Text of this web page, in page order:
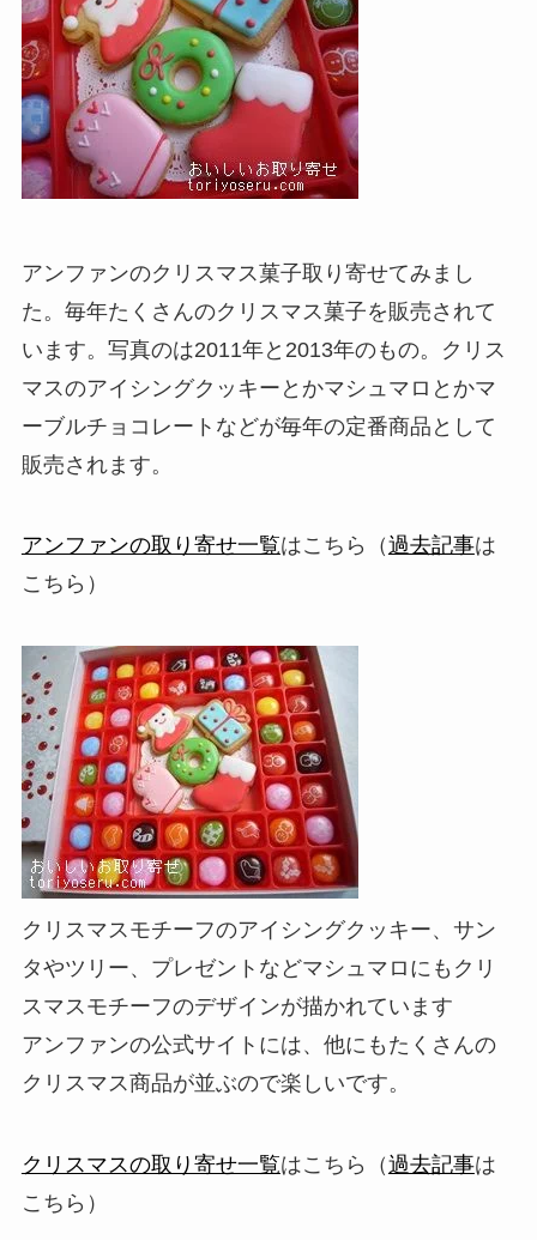
アンファンのクリスマス菓子取り寄せてみまし
た。毎年たくさんのクリスマス菓子を販売されて
います。写真のは2011年と2013年のもの。クリス
マスのアイシングクッキーとかマシュマロとかマ
ーブルチョコレートなどが毎年の定番商品として
販売されます。
アンファンの取り寄せ一覧はこちら（過去記事は
こちら）
クリスマスモチーフのアイシングクッキー、サン
タやツリー、プレゼントなどマシュマロにもクリ
スマスモチーフのデザインが描かれています
アンファンの公式サイトには、他にもたくさんの
クリスマス商品が並ぶので楽しいです。
クリスマスの取り寄せ一覧はこちら（過去記事は
こちら）